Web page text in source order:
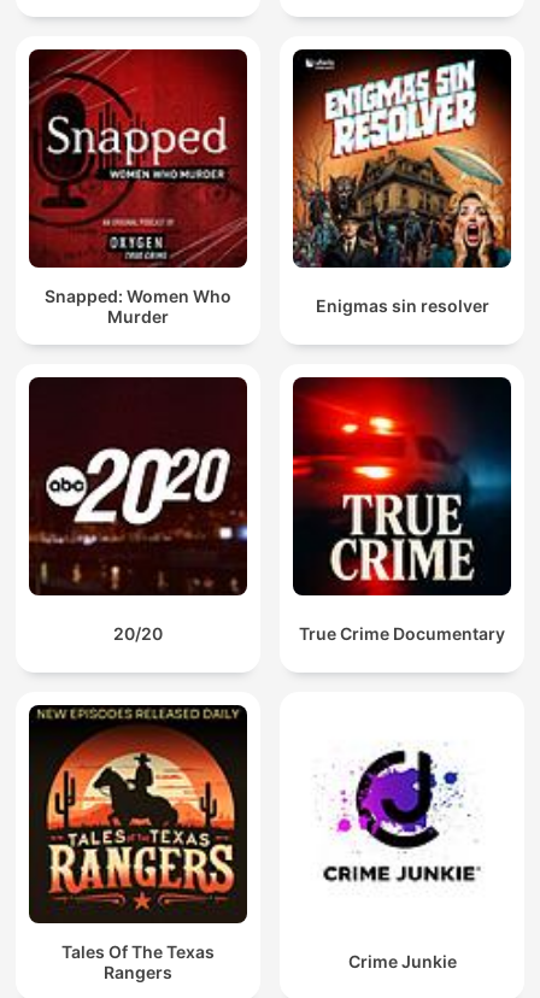
Snapped: Women Who
Murder
Enigmas sin resolver
20/20 True Crime Documentary
Tales Of The Texas
Rangers
Crime Junkie